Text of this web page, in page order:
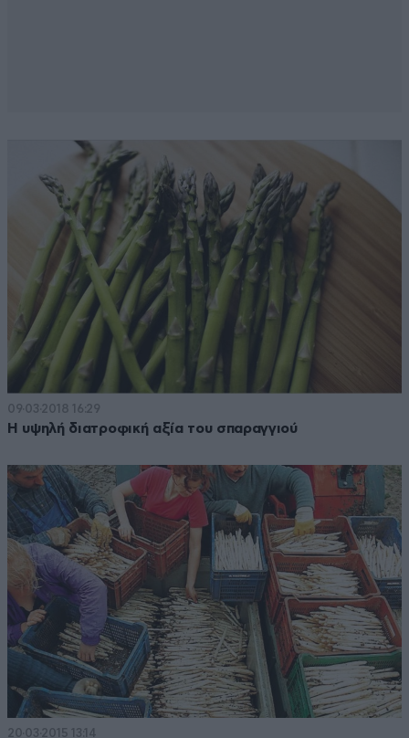
09·03·2018 16:29
Η υψηλή διατροφική αξία του σπαραγγιού
20·03·2015 13:14